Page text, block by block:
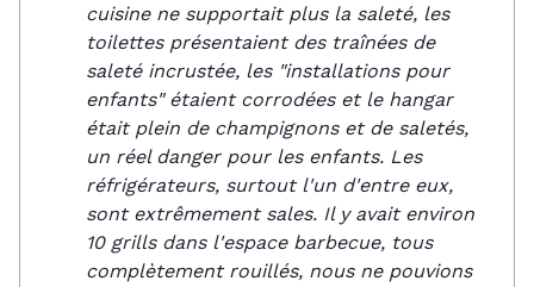
cuisine ne supportait plus la saleté, les
toilettes présentaient des traînées de
saleté incrustée, les "installations pour
enfants" étaient corrodées et le hangar
était plein de champignons et de saletés,
un réel danger pour les enfants. Les
réfrigérateurs, surtout l'un d'entre eux,
sont extrêmement sales. Il y avait environ
10 grills dans l'espace barbecue, tous
complètement rouillés, nous ne pouvions